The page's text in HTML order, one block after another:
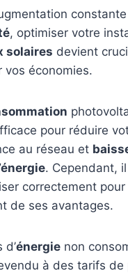
, optimiser votre
solaires devient
vos économies.
pour réduire
au réseau et
. Cependant,
correctement
de ses avantages.
d’énergie non
à des tarifs de